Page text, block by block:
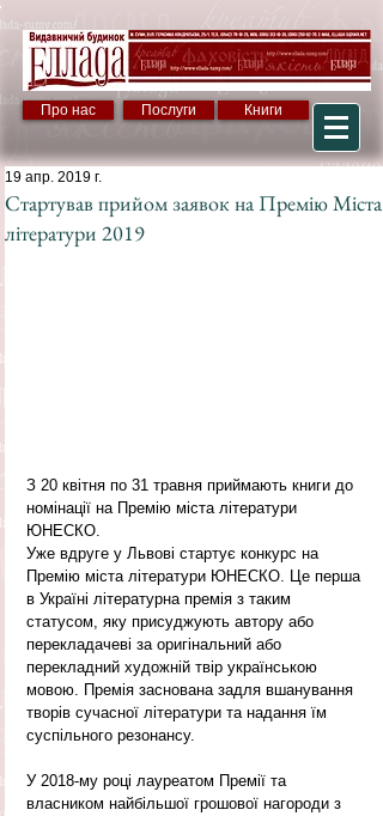
Про нас Послуги Книги
Стартував прийом заявок на Премію Міста
літератури 2019
19 апр. 2019 г.
З 20 квітня по 31 травня приймають книги до
номінації на Премію міста літератури
ЮНЕСКО.
Уже вдруге у Львові стартує конкурс на
Премію міста літератури ЮНЕСКО. Це перша
в Україні літературна премія з таким
статусом, яку присуджують автору або
перекладачеві за оригінальний або
перекладний художній твір українською
мовою. Премія заснована задля вшанування
творів сучасної літератури та надання їм
суспільного резонансу.
У 2018-му році лауреатом Премії та
власником найбільшої грошової нагороди з